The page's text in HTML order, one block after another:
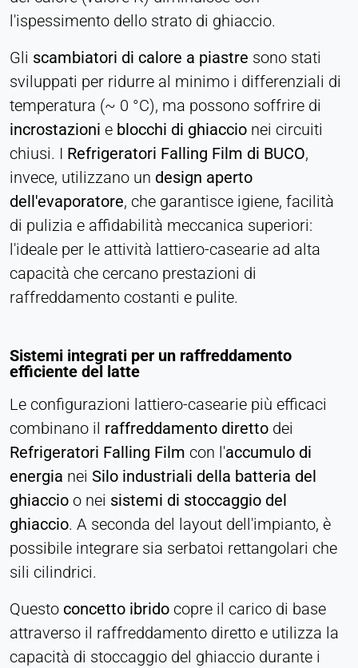
l'ispessimento dello strato di ghiaccio.
Gli scambiatori di calore a piastre sono stati
sviluppati per ridurre al minimo i differenziali di
temperatura (~ 0 °C), ma possono soffrire di
incrostazioni e blocchi di ghiaccio nei circuiti
chiusi. I Refrigeratori Falling Film di BUCO,
invece, utilizzano un design aperto
dell'evaporatore, che garantisce igiene, facilità
di pulizia e affidabilità meccanica superiori:
l'ideale per le attività lattiero-casearie ad alta
capacità che cercano prestazioni di
raffreddamento costanti e pulite.
Sistemi integrati per un raffreddamento
efficiente del latte
Le configurazioni lattiero-casearie più efficaci
combinano il raffreddamento diretto dei
Refrigeratori Falling Film con l'accumulo di
energia nei Silo industriali della batteria del
ghiaccio o nei sistemi di stoccaggio del
ghiaccio. A seconda del layout dell'impianto, è
possibile integrare sia serbatoi rettangolari che
sili cilindrici.
Questo concetto ibrido copre il carico di base
attraverso il raffreddamento diretto e utilizza la
capacità di stoccaggio del ghiaccio durante i